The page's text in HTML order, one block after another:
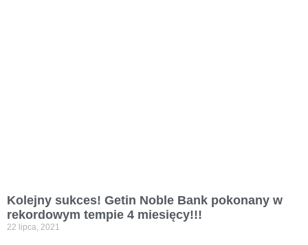
Kolejny sukces! Getin Noble Bank pokonany w
rekordowym tempie 4 miesięcy!!!
22 lipca, 2021